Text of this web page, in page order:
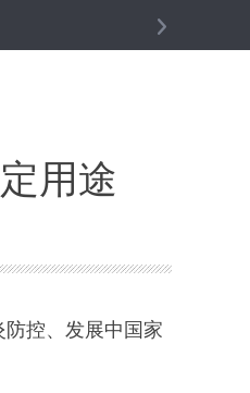
员介绍香港情况 9日中小板
用途
控、发展中国家